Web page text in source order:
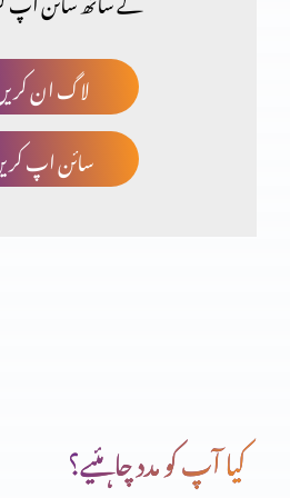
مسیح یسوع کے بارے میں پیشن
تثلیث (حصہ 2)
یسوع مسیح کی الوہیت (حصہ 3)
لاگ ان
سائن اپ
کیا آپ کو مدد چاہئیے؟